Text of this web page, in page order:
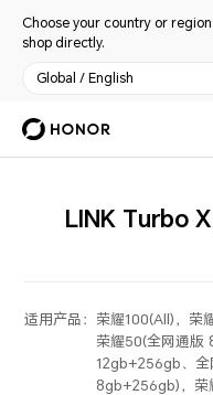
Choose your country or
shop directly.
Global / English
LINK Turbo
适用产品： 荣耀100(All)，荣
荣耀50(全网通版
12gb+256gb、
8gb+256gb)，荣